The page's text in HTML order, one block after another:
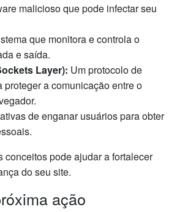
malicioso que pode infectar seu
que monitora e controla o
e saída.
Layer): Um protocolo de
proteger a comunicação entre o
de enganar usuários para obter
conceitos pode ajudar a fortalecer
do seu site.
ação